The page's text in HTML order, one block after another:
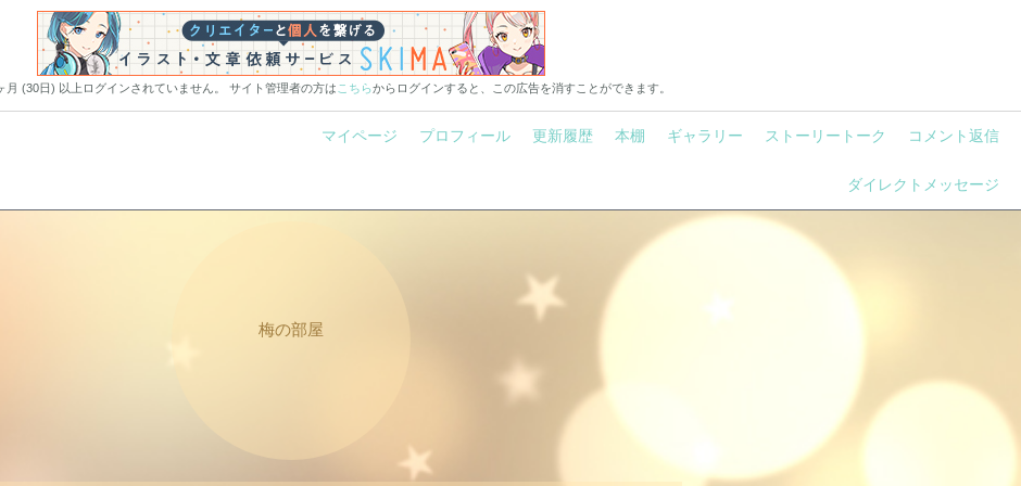
月 (30日) 以上ログインされていません。 サイト管理者の方は こちらからログインすると、この広告を消すことができます。
マイページ プロフィール 更新履歴 本棚 ギャラリー ストーリートーク コメント返信
ダイレクトメッセージ
梅の部屋